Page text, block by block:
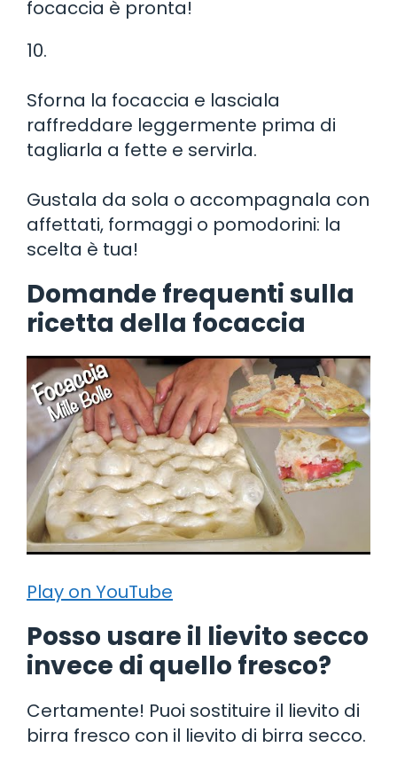
focaccia è pronta!
10.
Sforna la focaccia e lasciala
raffreddare leggermente prima di
tagliarla a fette e servirla.
Gustala da sola o accompagnala con
affettati, formaggi o pomodorini: la
scelta è tua!
Domande frequenti sulla
ricetta della focaccia
Play on YouTube
Posso usare il lievito secco
invece di quello fresco?
Certamente! Puoi sostituire il lievito di
birra fresco con il lievito di birra secco.